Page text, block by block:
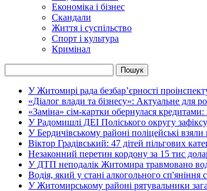
Економіка і бізнес
Скандали
Життя і суспільство
Спорт і культура
Кримінал
У Житомирі рада безбар’єрності
«Діалог влади та бізнесу»: Актуальне для
«Заміна» сім-картки обернулася
У Радомишлі ДЕІ Поліського округу
У Бердичівському районі поліцейські
Віктор Градівський: 47 дітей пільгових
Незаконний перетин кордону за 15 тис
У ДТП неподалік Житомира травмовано
Водія, який у стані алкогольного
У Житомирському районі рятувальники